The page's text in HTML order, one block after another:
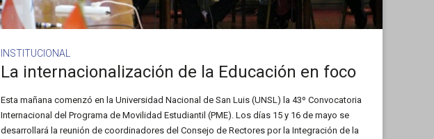
INSTITUCIONAL
La internacionalización de la Educación en foco
Esta mañana comenzó en la Universidad Nacional de San Luis (UNSL) la 43º Convocatoria
Internacional del Programa de Movilidad Estudiantil (PME). Los días 15 y 16 de mayo se
desarrollará la reunión de coordinadores del Consejo de Rectores por la Integración de la